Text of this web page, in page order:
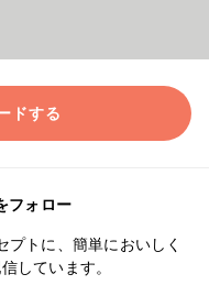
ドする
フォロー
プトに、簡単においしく
しています。